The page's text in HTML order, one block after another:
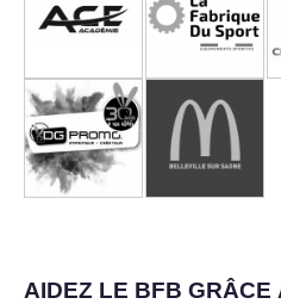
AIDEZ LE BFB GRÂCE